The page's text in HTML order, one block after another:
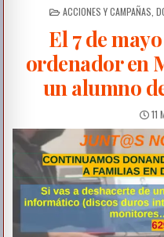
ACCIONES Y CAMPAÑAS
El 7 de
ordenador en
un alumno
11